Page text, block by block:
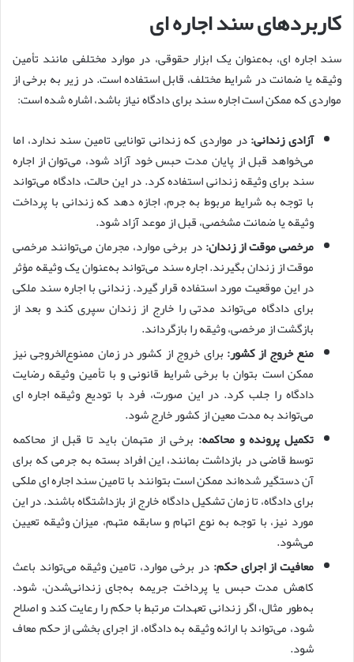
کاربردهای سند اجاره ای
سند اجاره ای، به‌عنوان یک ابزار حقوقی، در موارد مختلفی مانند تأمین
وثیقه یا ضمانت در شرایط مختلف، قابل استفاده است. در زیر به برخی از
مواردی که ممکن است اجاره سند برای دادگاه نیاز باشد، اشاره شده است:
آزادی زندانی:در مواردی که زندانی توانایی تامین سند ندارد، اما
می‌خواهد قبل از پایان مدت حبس خود آزاد شود، می‌توان از اجاره
سند برای وثیقه زندانی استفاده کرد. در این حالت، دادگاه می‌تواند
با توجه به شرایط مربوط به جرم، اجازه دهد که زندانی با پرداخت
وثیقه یا ضمانت مشخصی، قبل از موعد آزاد شود.
مرخصی موقت از زندان:در برخی موارد، مجرمان می‌توانند مرخصی
موقت از زندان بگیرند. اجاره سند می‌تواند به‌عنوان یک وثیقه مؤثر
در این موقعیت مورد استفاده قرار گیرد. زندانی با اجاره سند ملکی
برای دادگاه می‌تواند مدتی را خارج از زندان سپری کند و بعد از
بازگشت از مرخصی، وثیقه را بازگرداند.
منع خروج از کشور: برای خروج از کشور در زمان ممنوع‌الخروجی نیز
ممکن است بتوان با برخی شرایط قانونی و با تأمین وثیقه رضایت
دادگاه را جلب کرد. در این صورت، فرد با تودیع وثیقه اجاره ای
می‌تواند به مدت معین از کشور خارج شود.
تکمیل پرونده و محاکمه: برخی از متهمان باید تا قبل از محاکمه
توسط قاضی در بازداشت بمانند، این افراد بسته به جرمی که برای
آن دستگیر شده‌اند ممکن است بتوانند با تامین سند اجاره ای ملکی
برای دادگاه، تا زمان تشکیل دادگاه خارج از بازداشتگاه باشند. در این
مورد نیز، با توجه به نوع اتهام و سابقه متهم، میزان وثیقه تعیین
می‌شود.
معافیت از اجرای حکم: در برخی موارد، تامین وثیقه می‌تواند باعث
کاهش مدت حبس یا پرداخت جریمه به‌جای زندانی‌شدن، شود.
به‌طور مثال، اگر زندانی تعهدات مرتبط با حکم را رعایت کند و اصلاح
شود، می‌تواند با ارائه وثیقه به دادگاه، از اجرای بخشی از حکم معاف
شود.